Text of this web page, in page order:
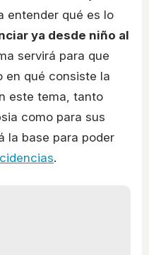
entender qué es lo
ya desde niño al
servirá para que
en qué consiste la
este tema, tanto
como para sus
la base para poder
.